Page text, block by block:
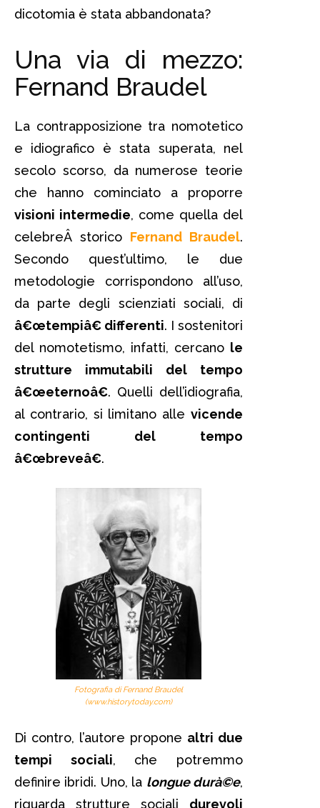
dicotomia è stata abbandonata?
Una via di mezzo:
Fernand Braudel
La contrapposizione tra nomotetico
e idiografico è stata superata, nel
secolo scorso, da numerose teorie
che hanno cominciato a proporre
visioni intermedie, come quella del
celebreÂ storico Fernand Braudel.
Secondo quest’ultimo, le due
metodologie corrispondono all’uso,
da parte degli scienziati sociali, di
â€œtempiâ€ differenti. I sostenitori
del nomotetismo, infatti, cercano le
strutture immutabili del tempo
â€œeternoâ€. Quelli dell’idiografia,
al contrario, si limitano alle vicende
contingenti del tempo
â€œbreveâ€.
Fotografia di Fernand Braudel
(www.historytoday.com)
Di contro, l’autore propone altri due
tempi sociali, che potremmo
definire ibridi. Uno, la longue durà©e,
riguarda strutture sociali durevoli